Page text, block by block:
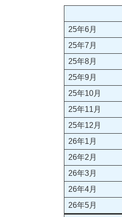
25年6月
25年7月
25年8月
25年9月
25年10月
25年11月
25年12月
26年1月
26年2月
26年3月
26年4月
26年5月